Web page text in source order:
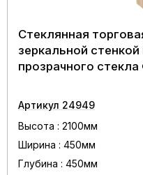
Стеклянная
зеркальной
прозрачного
Артикул 24949
Высота : 2100мм
Ширина : 450мм
Глубина : 450мм